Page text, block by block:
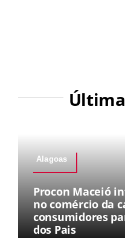
Alagoas
Procon Maceió
no comércio da
consumidores
dos Pais